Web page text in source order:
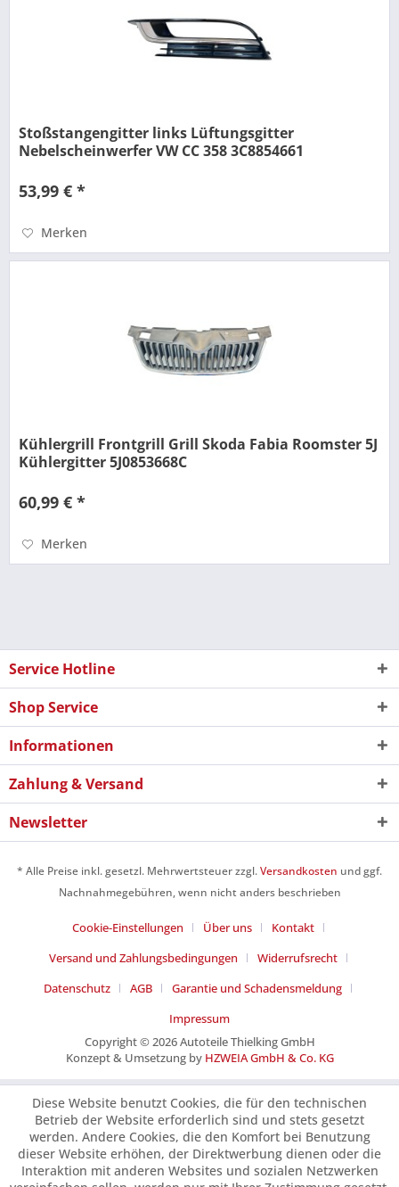
Stoßstangengitter links Lüftungsgitter
Nebelscheinwerfer VW CC 358 3C8854661
53,99 € *
Merken
Kühlergrill Frontgrill Grill Skoda Fabia Roomster 5J
Kühlergitter 5J0853668C
60,99 € *
Merken
Service Hotline
Shop Service
Informationen
Zahlung & Versand
Newsletter
* Alle Preise inkl. gesetzl. Mehrwertsteuer zzgl.Versandkosten und ggf.
Nachnahmegebühren, wenn nicht anders beschrieben
Cookie-Einstellungen Über uns
Kontakt
Versand und Zahlungsbedingungen
Widerrufsrecht
Datenschutz
AGB
Garantie und Schadensmeldung
Impressum
Copyright © 2026 Autoteile Thielking GmbH
Konzept & Umsetzung by HZWEIA GmbH & Co. KG
Diese Website benutzt Cookies, die für den technischen
Betrieb der Website erforderlich sind und stets gesetzt
werden. Andere Cookies, die den Komfort bei Benutzung
dieser Website erhöhen, der Direktwerbung dienen oder die
Interaktion mit anderen Websites und sozialen Netzwerken